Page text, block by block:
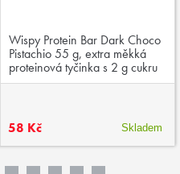
Wispy Protein Bar Dark Choco
Pistachio 55 g, extra měkká
proteinová tyčinka s 2 g cukru
58 Kč Skladem